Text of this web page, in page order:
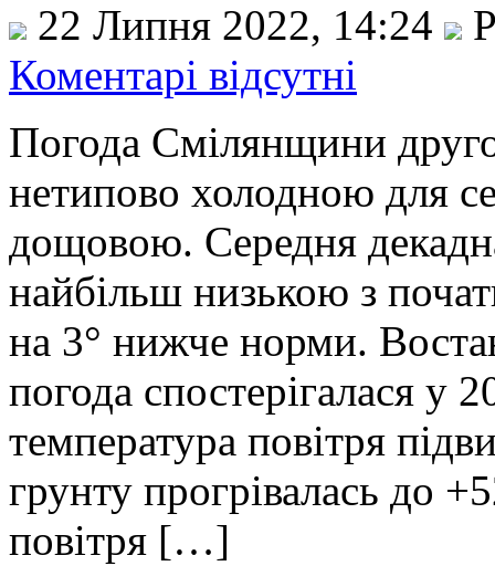
22 Липня 2022, 14:24
Коментарі відсутні
Погода Смілянщини
нетипово холодною для
дощовою. Середня
найбільш низькою з
на 3° нижче норми.
погода спостерігалася у
температура повітря
грунту прогрівалась до
повітря […]